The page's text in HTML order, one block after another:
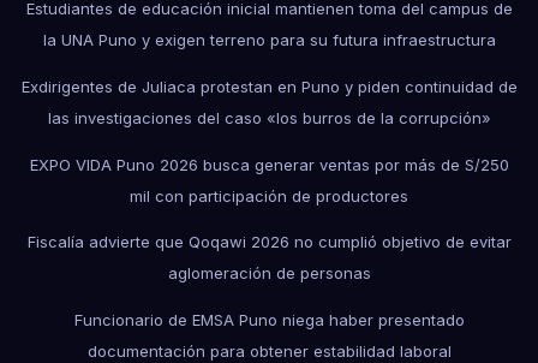
Estudiantes de educación inicial mantienen toma del campus de
la UNA Puno y exigen terreno para su futura infraestructura
Exdirigentes de Juliaca protestan en Puno y piden continuidad de
las investigaciones del caso «los burros de la corrupción»
EXPO VIDA Puno 2026 busca generar ventas por más de S/250
mil con participación de productores
Fiscalía advierte que Qoqawi 2026 no cumplió objetivo de evitar
aglomeración de personas
Funcionario de EMSA Puno niega haber presentado
documentación para obtener estabilidad laboral